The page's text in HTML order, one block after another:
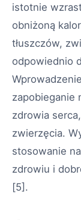
istotnie
obniżoną
tłuszczów,
odpowiednio
zapobieganie
zdrowia
zwierzęcia.
stosowanie
zdrowiu i
[5].